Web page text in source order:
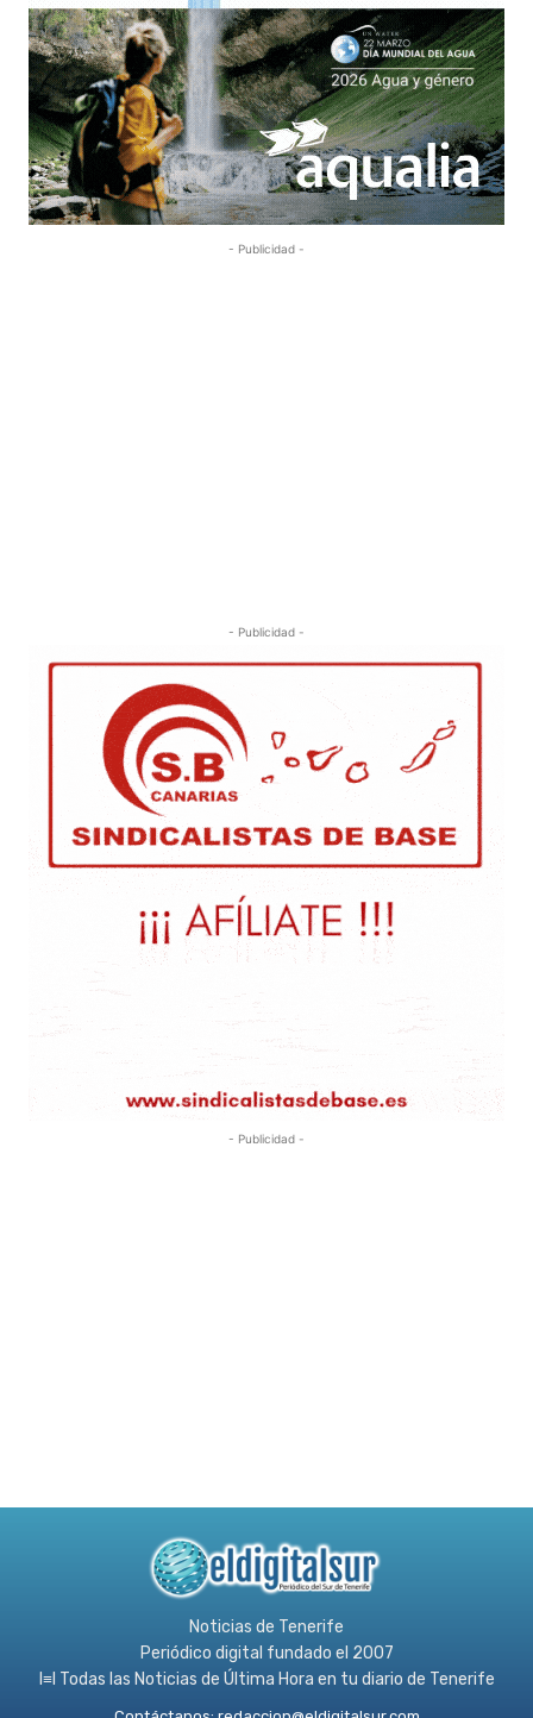
- Publicidad -
- Publicidad -
- Publicidad -
Noticias de Tenerife
Periódico digital fundado el 2007
l≡l Todas las Noticias de Última Hora en tu diario de Tenerife